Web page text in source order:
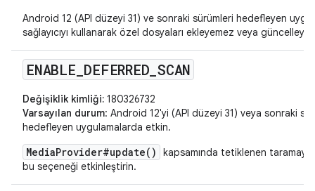
Android 12 (API düzeyi 31) ve sonraki sürümleri hedefleyen
sağlayıcıyı kullanarak özel dosyaları ekleyemez veya
ENABLE DEFERRED SCAN
Değişiklik kimliği: 180326732
Varsayılan durum: Android 12'yi (API düzeyi 31) veya sonraki
hedefleyen uygulamalarda etkin.
MediaProvider#update()
kapsamında tetiklenen taramayı
bu seçeneği etkinleştirin.